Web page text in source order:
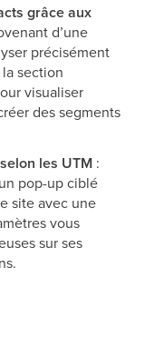
grâce aux
d’une
précisément
section
visualiser
des segments
les UTM :
pop-up ciblé
site avec une
vous
sur ses